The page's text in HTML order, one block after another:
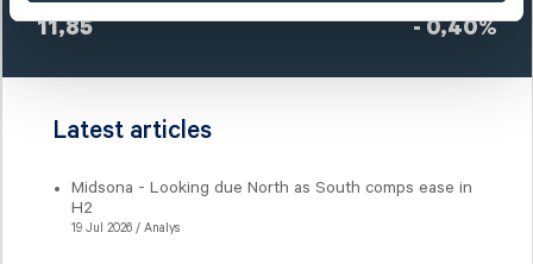
11,85 - 0,40%
Latest articles
Midsona - Looking due North as South comps ease in
H2
19 Jul 2026 / Analys